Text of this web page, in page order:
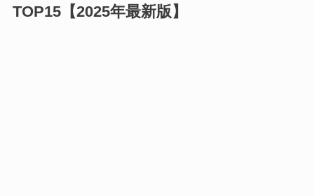
TOP15【2025年最新版】